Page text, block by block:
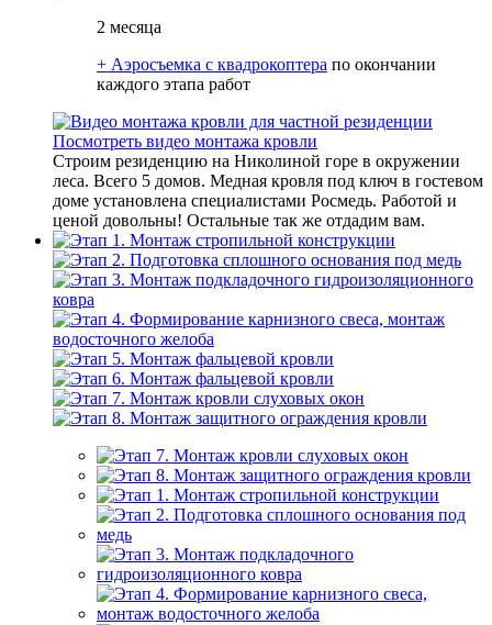
2 месяца
+ Аэроcъемка с квадрокоптера по окончании
каждого этапа работ
Посмотреть видео монтажа кровли
Строим резиденцию на Николиной горе в окружении
леса. Всего 5 домов. Медная кровля под ключ в гостевом
доме установлена специалистами Росмедь. Работой и
ценой довольны! Остальные так же отдадим вам.